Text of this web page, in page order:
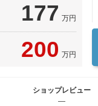
177 万円
200 万円
ショップレビュー
―